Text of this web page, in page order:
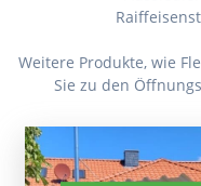
Weitere Produkte, wie
Sie zu den